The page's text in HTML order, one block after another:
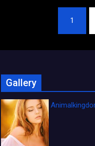
1
Gallery